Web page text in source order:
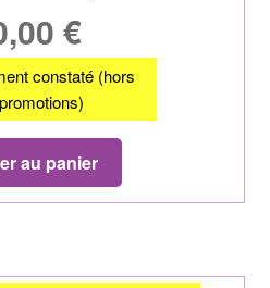
€
constaté (hors
au panier